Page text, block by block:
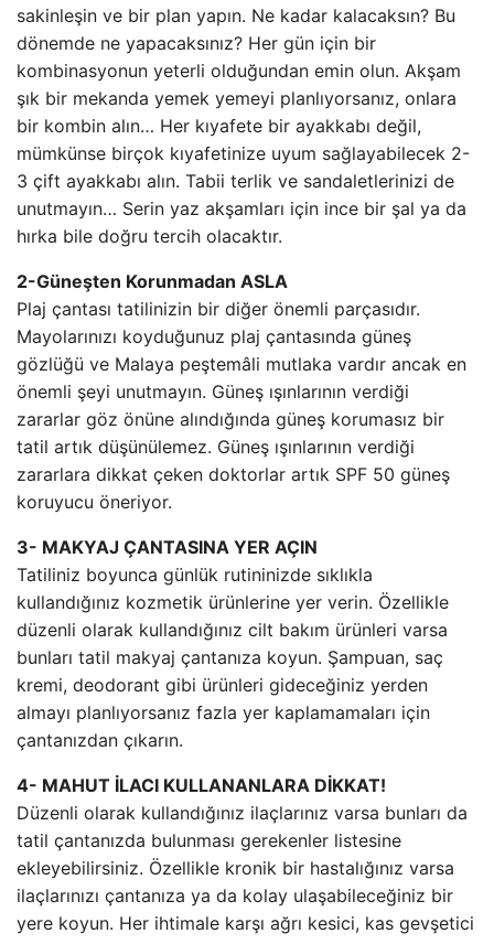
sakinleşin ve bir plan yapın. Ne kadar kalacaksın? Bu
dönemde ne yapacaksınız? Her gün için bir
kombinasyonun yeterli olduğundan emin olun. Akşam
şık bir mekanda yemek yemeyi planlıyorsanız, onlara
bir kombin alın… Her kıyafete bir ayakkabı değil,
mümkünse birçok kıyafetinize uyum sağlayabilecek 2-
3 çift ayakkabı alın. Tabii terlik ve sandaletlerinizi de
unutmayın… Serin yaz akşamları için ince bir şal ya da
hırka bile doğru tercih olacaktır.
2-Güneşten Korunmadan ASLA
Plaj çantası tatilinizin bir diğer önemli parçasıdır.
Mayolarınızı koyduğunuz plaj çantasında güneş
gözlüğü ve Malaya peştemâli mutlaka vardır ancak en
önemli şeyi unutmayın. Güneş ışınlarının verdiği
zararlar göz önüne alındığında güneş korumasız bir
tatil artık düşünülemez. Güneş ışınlarının verdiği
zararlara dikkat çeken doktorlar artık SPF 50 güneş
koruyucu öneriyor.
3- MAKYAJ ÇANTASINA YER AÇIN
Tatiliniz boyunca günlük rutininizde sıklıkla
kullandığınız kozmetik ürünlerine yer verin. Özellikle
düzenli olarak kullandığınız cilt bakım ürünleri varsa
bunları tatil makyaj çantanıza koyun. Şampuan, saç
kremi, deodorant gibi ürünleri gideceğiniz yerden
almayı planlıyorsanız fazla yer kaplamamaları için
çantanızdan çıkarın.
4- MAHUT İLACI KULLANANLARA DİKKAT!
Düzenli olarak kullandığınız ilaçlarınız varsa bunları da
tatil çantanızda bulunması gerekenler listesine
ekleyebilirsiniz. Özellikle kronik bir hastalığınız varsa
ilaçlarınızı çantanıza ya da kolay ulaşabileceğiniz bir
yere koyun. Her ihtimale karşı ağrı kesici, kas gevşetici